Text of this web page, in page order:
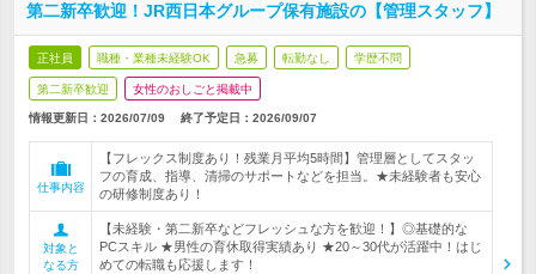
第二新卒歓迎！JR西日本グループ保有施設の【管理スタッフ】
正社員 職種・業種未経験OK 急募 転勤なし 学歴不問
第二新卒歓迎 女性のおしごと掲載中
情報更新日：2026/07/09 終了予定日： 2026/09/07
仕事内容
【フレックス制度あり！残業月平均5時間】管理層としてスタッ
フの育成、指導、清掃のサポートなどを担当。★未経験者も安心
の研修制度あり！
対象と
なる方
【未経験・第二新卒などフレッシュな方を歓迎！】◎基礎的な
PCスキル ★男性の育休取得実績あり ★20～30代が活躍中！はじ
めての転職も応援します！